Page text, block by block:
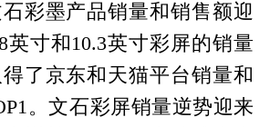
彩墨产品销量和销售额迎
英寸和10.3英寸彩屏的销量
了京东和天猫平台销量和
。文石彩屏销量逆势迎来